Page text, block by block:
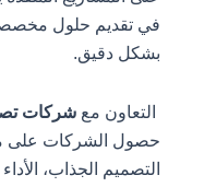
في تقديم حلول
بشكل دقيق.
التعاون معشركات
حصول الشركات على
التصميم الجذاب،